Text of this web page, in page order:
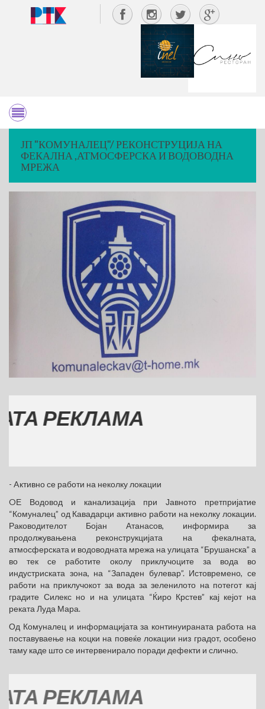
ЈП "КОМУНАЛЕЦ"/ РЕКОНСТРУЦИЈА НА
ФЕКАЛНА ,АТМОСФЕРСКА И ВОДОВОДНА
МРЕЖА
- Aктивно се работи на неколку локации
OЕ Водовод и канализација при Јавното претпријатие
“Комуналец” од Кавадарци активно работи на неколку локации.
Раководителот Бојан Атанасов, информира за
продолжувањена реконструкцијата на фекалната,
атмосферската и водоводната мрежа на улицата “Брушанска” а
во тек се работите околу приклучоците за вода во
индустриската зона, на “Западен булевар”. Истовремено, се
работи на приклучокот за вода за зеленилото на потегот кај
градите Силекс но и на улицата “Ќиро Крстев” кај кејот на
реката Луда Мара.
Од Комуналец и информацијата за континуираната работа на
поставуваење на коцки на повеќе локации низ градот, особено
таму каде што се интервенирало поради дефекти и слично.